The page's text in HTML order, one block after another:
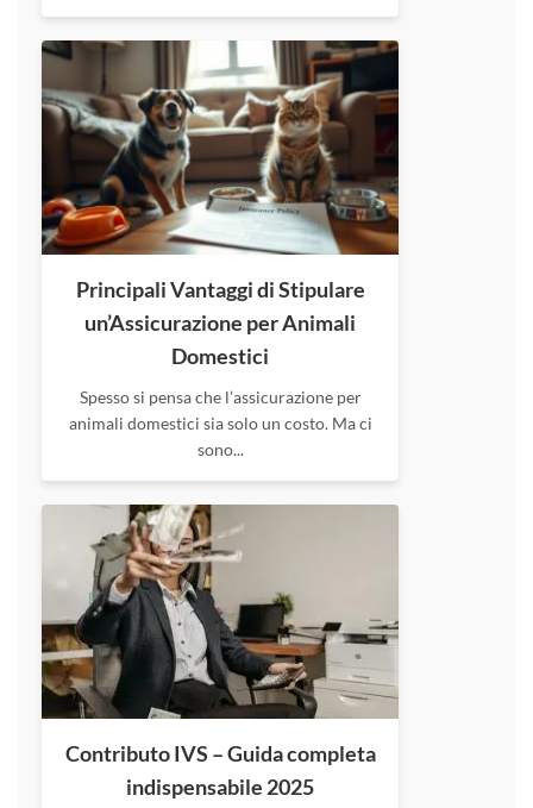
Principali Vantaggi di Stipulare
un’Assicurazione per Animali
Domestici
Spesso si pensa che l’assicurazione per
animali domestici sia solo un costo. Ma ci
sono...
Contributo IVS – Guida completa
indispensabile 2025